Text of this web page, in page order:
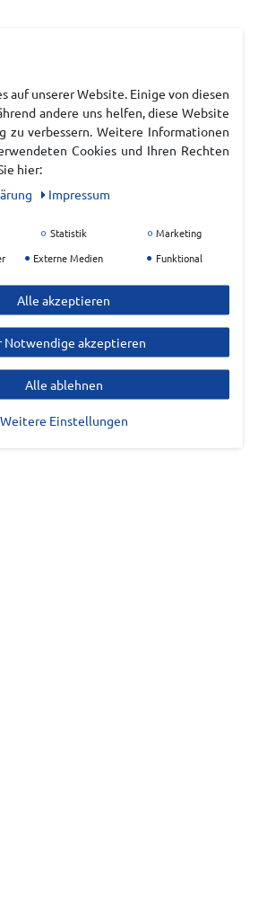
auf unserer Website. Einige von diesen
andere uns helfen, diese Website
zu verbessern. Weitere Informationen
Cookies und Ihren Rechten
hier:
Impressum
Statistik
Marketing
Externe Medien Funktional
Alle akzeptieren
Notwendige akzeptieren
Alle ablehnen
Weitere Einstellungen